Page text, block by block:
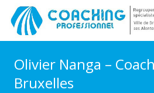
Olivier Nanga –
Bruxelles